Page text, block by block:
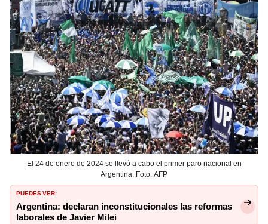
El 24 de enero de 2024 se llevó a cabo el primer paro nacional en
Argentina. Foto: AFP
PUEDES VER:
Argentina: declaran inconstitucionales las reformas
laborales de Javier Milei